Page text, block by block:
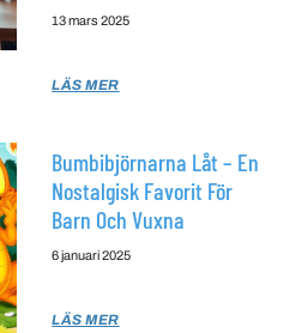
13 mars 2025
LÄS MER
Bumbibjörnarna Låt – En
Nostalgisk Favorit För
Barn Och Vuxna
6 januari 2025
LÄS MER